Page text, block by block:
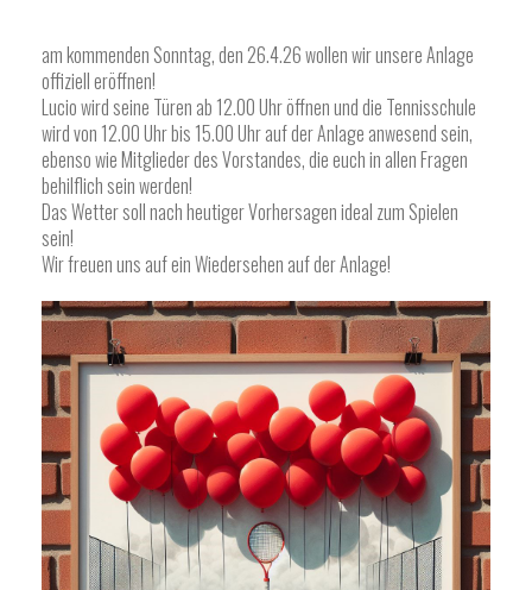
am kommenden Sonntag, den 26.4.26 wollen wir unsere Anlage
offiziell eröffnen!
Lucio wird seine Türen ab 12.00 Uhr öffnen und die Tennisschule
wird von 12.00 Uhr bis 15.00 Uhr auf der Anlage anwesend sein,
ebenso wie Mitglieder des Vorstandes, die euch in allen Fragen
behilflich sein werden!
Das Wetter soll nach heutiger Vorhersagen ideal zum Spielen
sein!
Wir freuen uns auf ein Wiedersehen auf der Anlage!